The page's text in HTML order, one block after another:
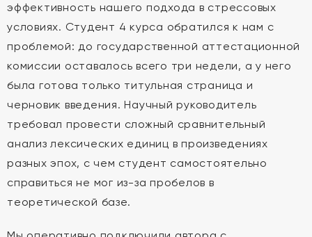
эффективность нашего подхода в стрессовых
условиях. Студент 4 курса обратился к нам с
проблемой: до государственной аттестационной
комиссии оставалось всего три недели, а у него
была готова только титульная страница и
черновик введения. Научный руководитель
требовал провести сложный сравнительный
анализ лексических единиц в произведениях
разных эпох, с чем студент самостоятельно
справиться не мог из-за пробелов в
теоретической базе.